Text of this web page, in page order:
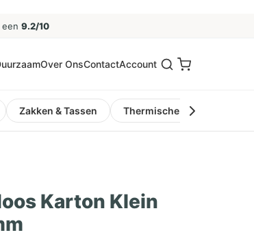
9.2/10
Over OnsContactAccount
Zakken & Tassen Thermische Kassa- en
Karton Klein